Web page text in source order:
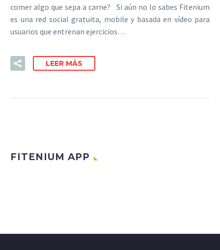
comer algo que sepa a carne? Si aún no lo sabes Fitenium
es una red social gratuita, mobile y basada en vídeo para
usuarios que entrenan ejercicios…
LEER MÁS
FITENIUM APP